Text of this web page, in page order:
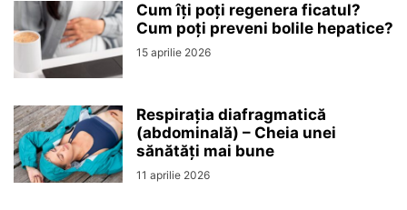
Cum îți poți regenera ficatul?
Cum poți preveni bolile hepatice?
15 aprilie 2026
Respirația diafragmatică
(abdominală) – Cheia unei
sănătăți mai bune
11 aprilie 2026